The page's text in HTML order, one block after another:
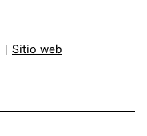
Sitio web